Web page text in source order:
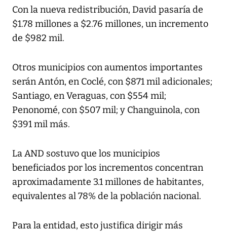
Con la nueva redistribución, David pasaría de
$1.78 millones a $2.76 millones, un incremento
de $982 mil.
Otros municipios con aumentos importantes
serán Antón, en Coclé, con $871 mil adicionales;
Santiago, en Veraguas, con $554 mil;
Penonomé, con $507 mil; y Changuinola, con
$391 mil más.
La AND sostuvo que los municipios
beneficiados por los incrementos concentran
aproximadamente 3.1 millones de habitantes,
equivalentes al 78% de la población nacional.
Para la entidad, esto justifica dirigir más